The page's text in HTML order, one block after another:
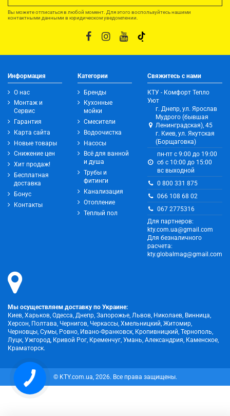
Вы можете отписаться в любой момент. Для этого воспользуйтесь нашими
контактными данными в юридическом уведомлении.
Информация
О нас
Монтаж и
Сервис
Гарантия
Карта сайта
Новые товары
Снижение цен
Хит продаж!
Бесплатная
доставка
Бонус
Контакты
Категории
Бренды
Кухонные
мойки
Смесители
Водоочистка
Насосы
Всё для ванной
и душа
Трубы и
фитинги
Канализация
Отопление
Теплый пол
Свяжитесь с нами
КТУ - Комфорт Тепло
Уют
г. Днепр, ул. Ярослав
Мудрого (бывшая
Ленинградская), 45
г. Киев, ул. Якутская
(Борщаговка)
пн-пт с 9:00 до 19:00
сб с 10:00 до 15:00
вс выходной
0 800 331 875
066 108 68 02
067 2775316
Для партнеров:
kty.com.ua@gmail.com
Для безналичного
расчета:
kty.globalmag@gmail.com
Мы осуществляем доставку по Украине:
Киев, Харьков, Одесса, Днепр, Запорожье, Львов, Николаев, Винница,
Херсон, Полтава, Чернигов, Черкассы, Хмельницкий, Житомир,
Черновцы, Сумы, Ровно, Ивано-Франковск, Кропивницкий, Тернополь,
Луцк, Ужгород, Кривой Рог, Кременчуг, Умань, Александрия, Каменское,
Краматорск.
© KTY.com.ua, 2026. Все права защищены.